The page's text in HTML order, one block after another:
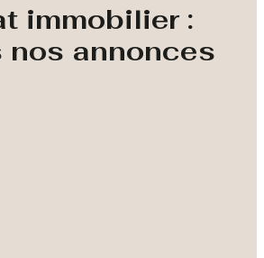
immobilier :
nos annonces